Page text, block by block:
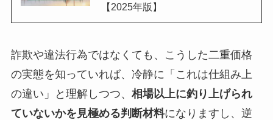
【2025年版】
詐欺や違法行為ではなくても、こうした二重価格
の実態を知っていれば、冷静に「これは仕組み上
の違い」と理解しつつ、 相場以上に釣り上げられ
ていないかを見極める判断材料になりますし、逆